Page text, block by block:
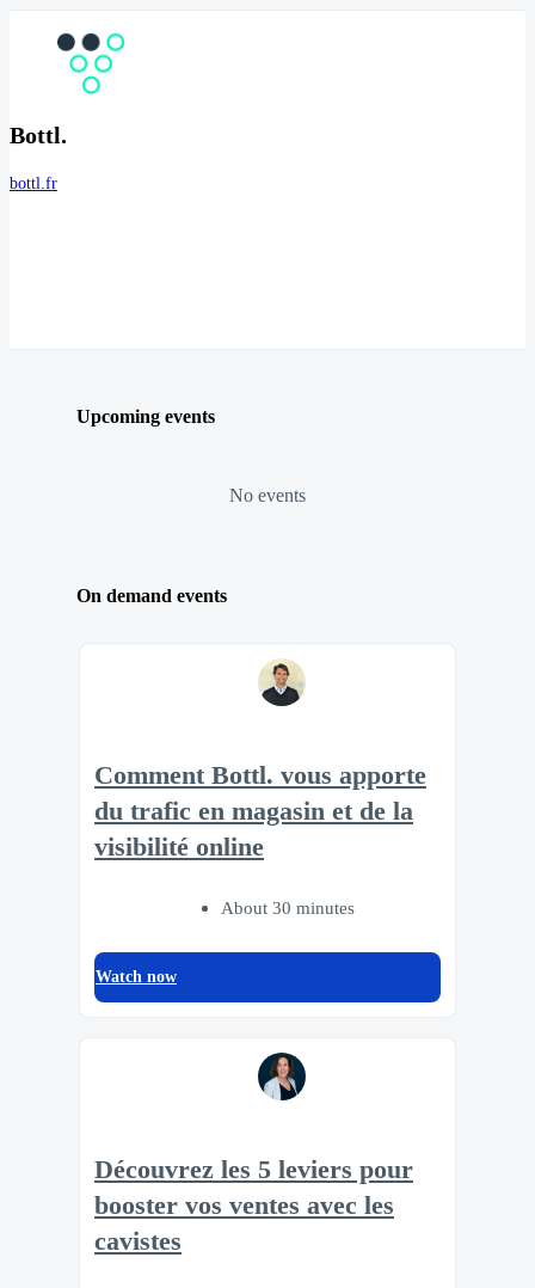
Bottl.
bottl.fr
Upcoming events
No events
On demand events
Comment Bottl. vous apporte
du trafic en magasin et de la
visibilité online
About 30 minutes
Watch now
Découvrez les 5 leviers pour
booster vos ventes avec les
cavistes